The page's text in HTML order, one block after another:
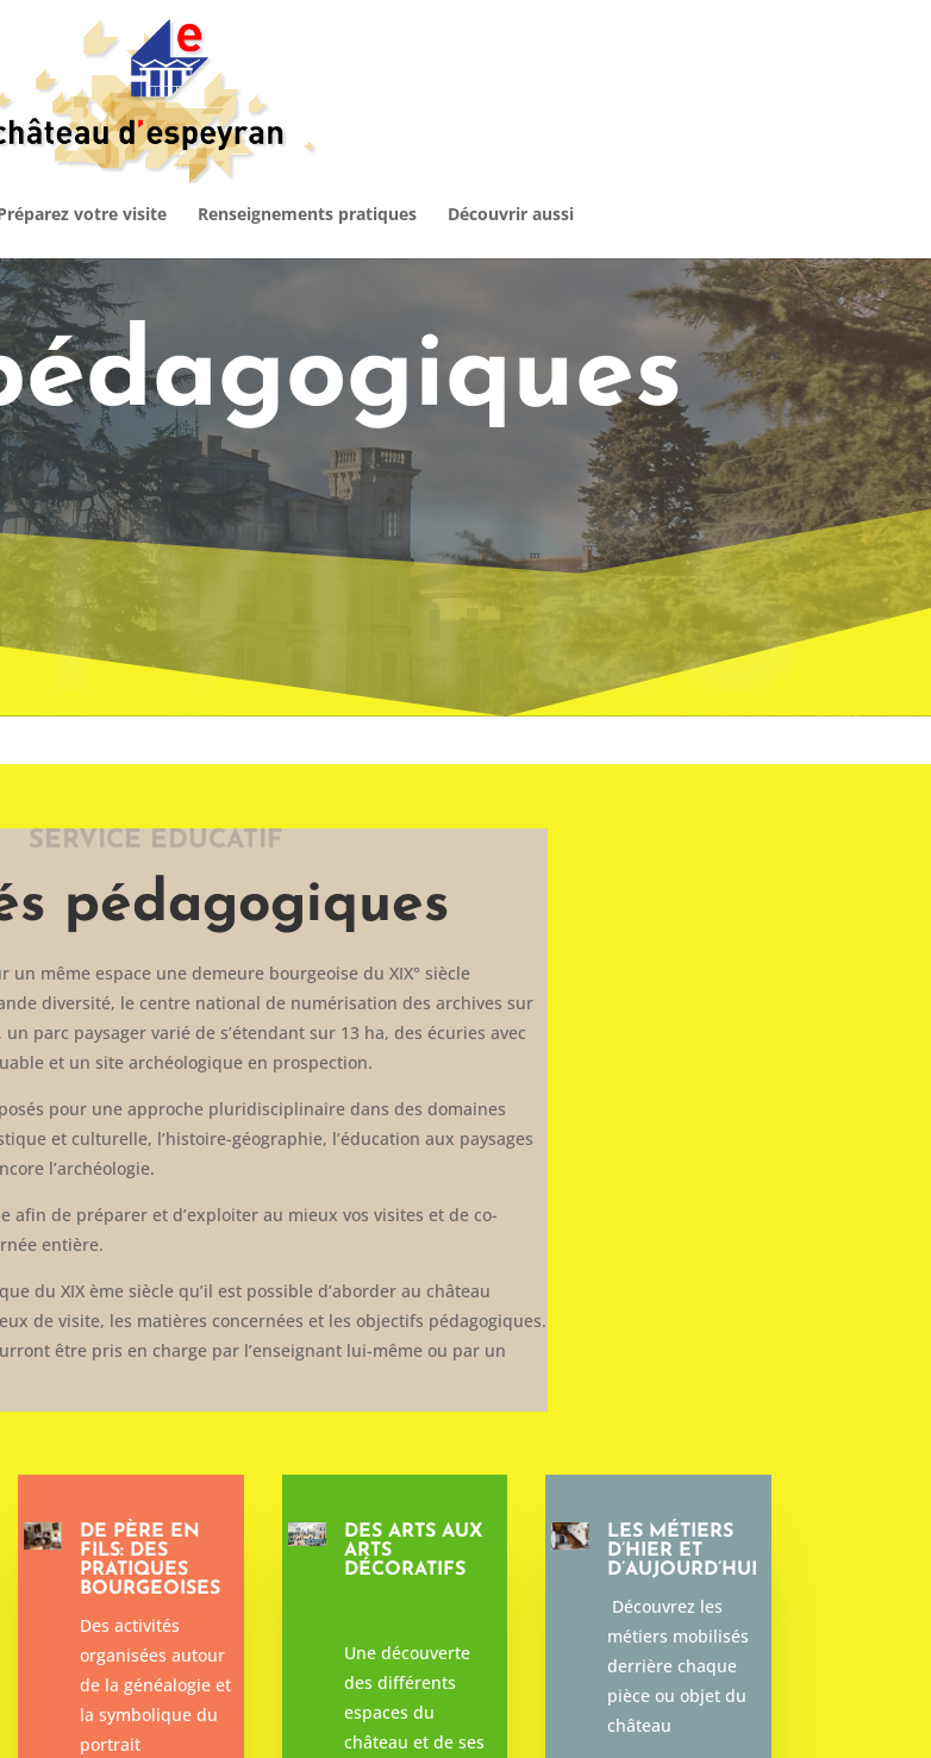
votre visite Renseignements pratiques Découvrir aussi
SERVICE EDUCATIF
pédagogiques
un même espace une demeure bourgeoise du XIX° siècle
diversité, le centre national de numérisation des archives sur
parc paysager varié de s’étendant sur 13 ha, des écuries avec
et un site archéologique en prospection.
pour une approche pluridisciplinaire dans des domaines
et culturelle, l’histoire-géographie, l’éducation aux paysages
l’archéologie.
afin de préparer et d’exploiter au mieux vos visites et de co-
entière.
du XIX ème siècle qu’il est possible d’aborder au château
de visite, les matières concernées et les objectifs pédagogiques.
être pris en charge par l’enseignant lui-même ou par un
DE PÈRE EN
FILS: DES
PRATIQUES
BOURGEOISES
Des activités
organisées autour
de la généalogie et
la symbolique du
portrait
DES ARTS AUX
ARTS
DÉCORATIFS
Une découverte
des différents
espaces du
château et de ses
LES MÉTIERS
D’HIER ET
D’AUJOURD’HUI
Découvrez les
métiers mobilisés
derrière chaque
pièce ou objet du
château